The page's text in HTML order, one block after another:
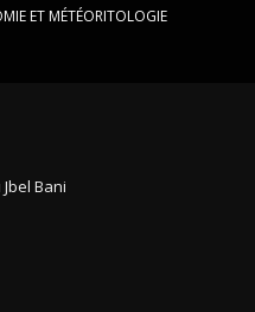
ET MÉTÉORITOLOGIE
Bani